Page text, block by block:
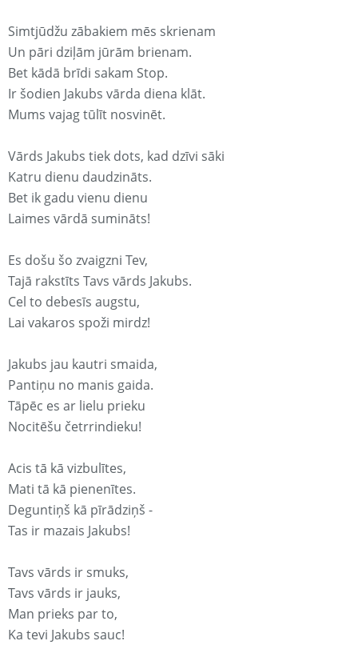
Simtjūdžu zābakiem mēs skrienam
Un pāri dziļām jūrām brienam.
Bet kādā brīdi sakam Stop.
Ir šodien Jakubs vārda diena klāt.
Mums vajag tūlīt nosvinēt.
Vārds Jakubs tiek dots, kad dzīvi sāki
Katru dienu daudzināts.
Bet ik gadu vienu dienu
Laimes vārdā sumināts!
Es došu šo zvaigzni Tev,
Tajā rakstīts Tavs vārds Jakubs.
Cel to debesīs augstu,
Lai vakaros spoži mirdz!
Jakubs jau kautri smaida,
Pantiņu no manis gaida.
Tāpēc es ar lielu prieku
Nocitēšu četrrindieku!
Acis tā kā vizbulītes,
Mati tā kā pienenītes.
Deguntiņš kā pīrādziņš -
Tas ir mazais Jakubs!
Tavs vārds ir smuks,
Tavs vārds ir jauks,
Man prieks par to,
Ka tevi Jakubs sauc!